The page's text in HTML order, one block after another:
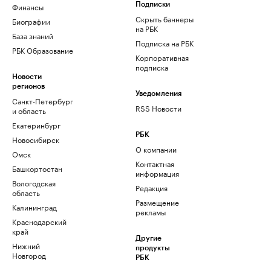
Финансы
Биографии
База знаний
РБК Образование
Новости
регионов
Санкт-Петербург
и область
Екатеринбург
Новосибирск
Омск
Башкортостан
Вологодская
область
Калининград
Краснодарский
край
Нижний
Новгород
Подписки
Скрыть баннеры
на РБК
Подписка на РБК
Корпоративная
подписка
Уведомления
RSS Новости
РБК
О компании
Контактная
информация
Редакция
Размещение
рекламы
Другие
продукты
РБК